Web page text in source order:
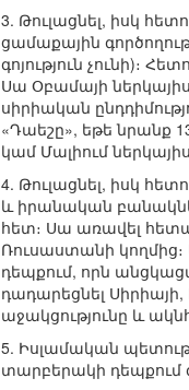
3. Թուլացնել, իսկ
ցամաքային
գոյություն չունի)։
Սա Օբամայի
սիրիական
«Դաեշը», եթե նրանք
կամ Մալիում
4. Թուլացնել, իսկ
և իրանական
հետ։ Սա առավել
Ռուսաստանի
դեպքում, որն
դադարեցնել
աջակցությունը և
5. Իսլամական
տարբերակի դեպքում